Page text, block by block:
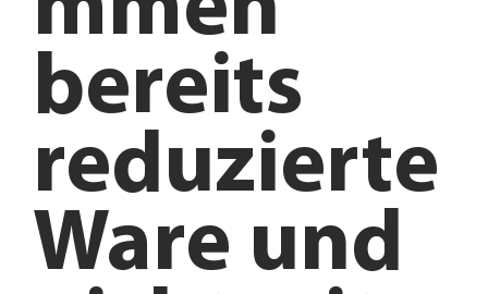
bereits
reduzierte
Ware und